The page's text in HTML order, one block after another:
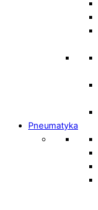
Pneumatyka